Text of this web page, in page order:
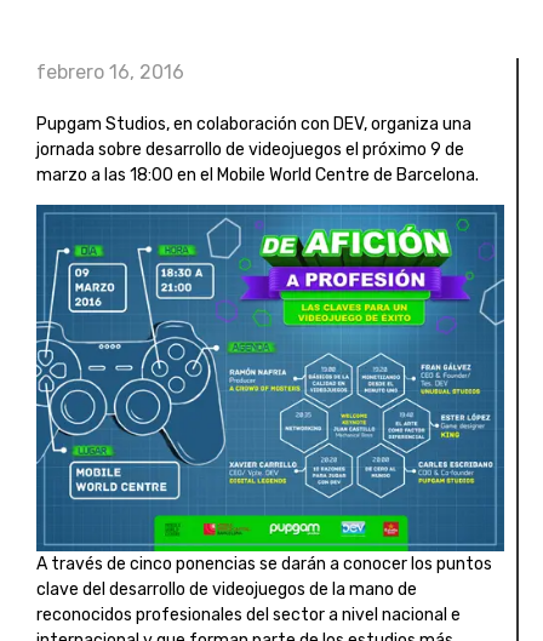
febrero 16, 2016
Pupgam Studios, en colaboración con DEV, organiza una
jornada sobre desarrollo de videojuegos el próximo 9 de
marzo a las 18:00 en el Mobile World Centre de Barcelona.
A través de cinco ponencias se darán a conocer los puntos
clave del desarrollo de videojuegos de la mano de
reconocidos profesionales del sector a nivel nacional e